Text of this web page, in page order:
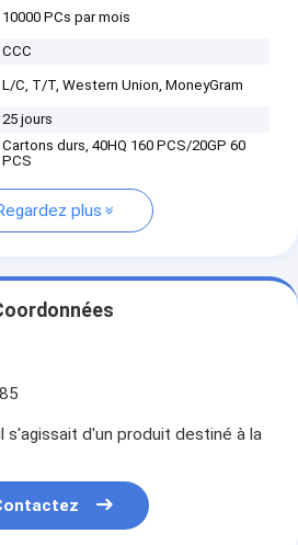
10000 PCs par mois
CCC
L/C, T/T, Western Union, MoneyGram
25 jours
Cartons durs, 40HQ 160 PCS/20GP 60
PCS
plus
s'agissait d'un produit destiné à la